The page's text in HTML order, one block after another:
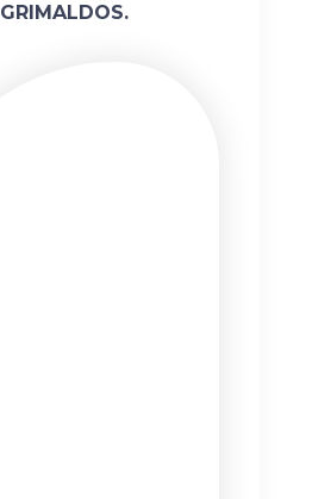
GRIMALDOS.